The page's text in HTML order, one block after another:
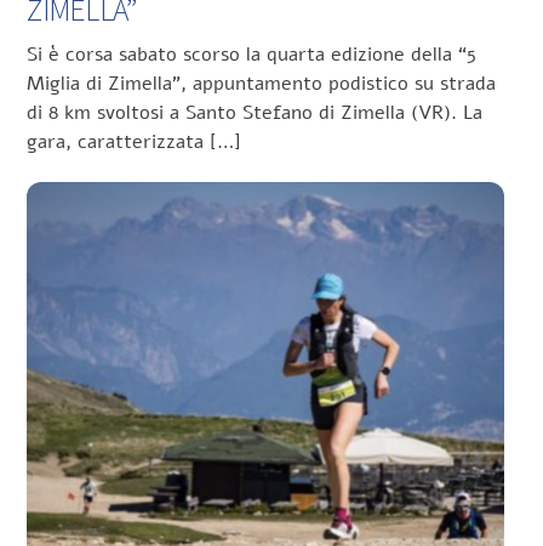
ZIMELLA”
Si è corsa sabato scorso la quarta edizione della “5
Miglia di Zimella”, appuntamento podistico su strada
di 8 km svoltosi a Santo Stefano di Zimella (VR). La
gara, caratterizzata […]